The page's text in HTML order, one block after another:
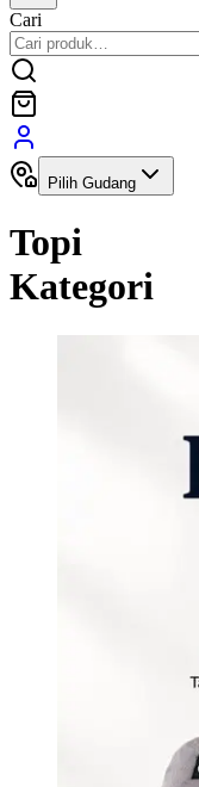
Cari
Pilih Gudang
Topi
Kategori